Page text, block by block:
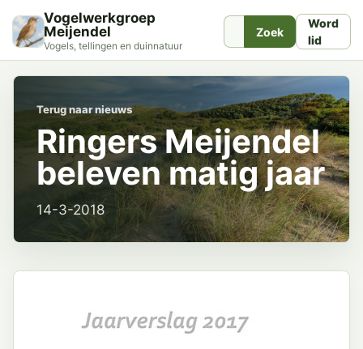
Vogelwerkgroep
Meijendel
Vogels, tellingen en duinnatuur
Zoek
Word
lid
Terug naar nieuws
Ringers Meijendel
beleven matig jaar
14-3-2018